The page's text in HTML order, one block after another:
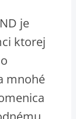
je
ktorej
mnohé